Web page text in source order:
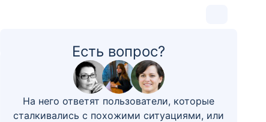
Есть вопрос?
На него ответят пользователи, которые
сталкивались с похожими ситуациями, или